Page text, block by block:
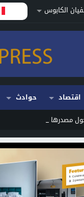
الكابوس
اقتصاد حوادث
مصدرها